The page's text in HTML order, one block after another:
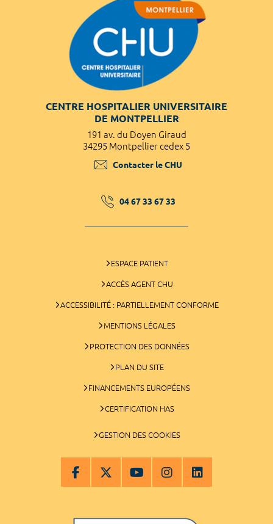
CENTRE HOSPITALIER UNIVERSITAIRE
DE MONTPELLIER
191 av. du Doyen Giraud
34295 Montpellier cedex 5
Contacter le CHU
04 67 33 67 33
ESPACE PATIENT
ACCÈS AGENT CHU
ACCESSIBILITÉ : PARTIELLEMENT CONFORME
MENTIONS LÉGALES
PROTECTION DES DONNÉES
PLAN DU SITE
FINANCEMENTS EUROPÉENS
CERTIFICATION HAS
GESTION DES COOKIES